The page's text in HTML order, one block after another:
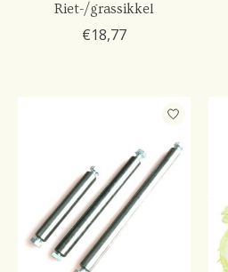
Riet-/grassikkel
€18,77